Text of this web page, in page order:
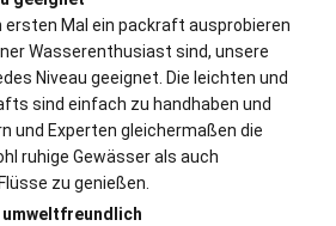
ersten Mal ein packraft ausprobieren
Wasserenthusiast sind, unsere
Niveau geeignet. Die leichten und
sind einfach zu handhaben und
und Experten gleichermaßen die
ruhige Gewässer als auch
zu genießen.
umweltfreundlich